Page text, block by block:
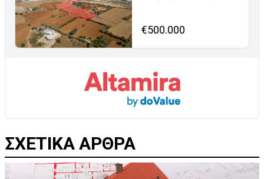
€500.000
ΣΧΕΤΙΚΑ ΑΡΘΡΑ